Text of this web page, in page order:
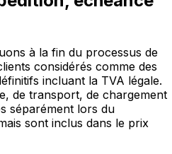
à la fin du processus de
considérés comme des
incluant la TVA légale.
de transport, de chargement
séparément lors du
sont inclus dans le prix